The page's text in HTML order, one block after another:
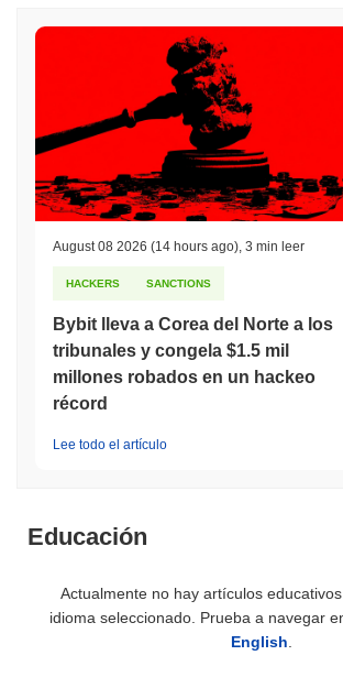
August 08 2026 (14 hours ago), 3 min leer
HACKERS SANCTIONS
Bybit lleva a Corea del Norte a los
tribunales y congela $1.5 mil
millones robados en un hackeo
récord
Lee todo el artículo
Educación
Actualmente no hay artículos
idioma seleccionado. Prueba a navegar
English.